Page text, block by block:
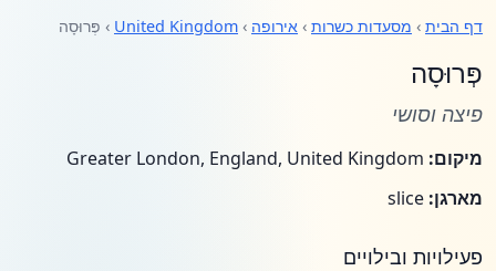
דף הבית › מסעדות כשרות › אירופה ›
United Kingdom › פְּרוּסָה
פְּרוּסָה
פיצה וסושי
מיקום:
מארגן:
פעילויות ובילויים